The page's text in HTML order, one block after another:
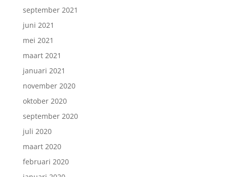
september 2021
juni 2021
mei 2021
maart 2021
januari 2021
november 2020
oktober 2020
september 2020
juli 2020
maart 2020
februari 2020